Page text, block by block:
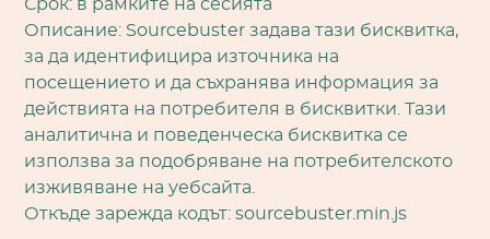
Срок: в рамките на сесията
Описание: Sourcebuster задава тази бисквитка,
за да идентифицира източника на
посещението и да съхранява информация за
действията на потребителя в бисквитки. Тази
аналитична и поведенческа бисквитка се
използва за подобряване на потребителското
изживяване на уебсайта.
Откъде зарежда кодът: sourcebuster.min.js